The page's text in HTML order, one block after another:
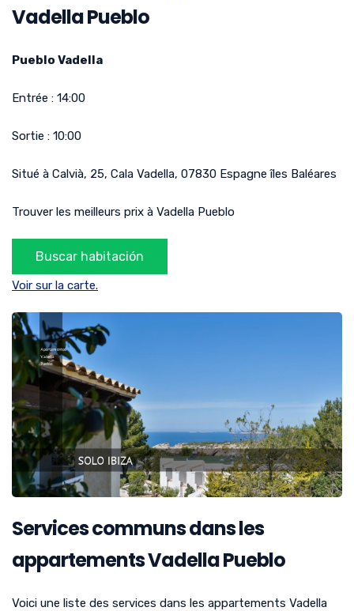
Vadella Pueblo
Pueblo Vadella
Entrée : 14:00
Sortie : 10:00
Situé à Calvià, 25, Cala Vadella, 07830 Espagne îles Baléares
Trouver les meilleurs prix à Vadella Pueblo
Voir sur la carte.
Services communs dans les
appartements Vadella Pueblo
Voici une liste des services dans les appartements Vadella